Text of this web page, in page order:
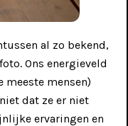
voor alle
al zo bekend,
Ons energieveld
meeste mensen)
dat ze er niet
ervaringen en